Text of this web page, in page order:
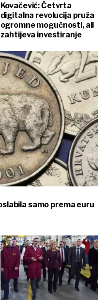
Kovačević: Četvrta
digitalna revolucija pruža
ogromne mogućnosti, ali
zahtijeva investiranje
samo prema euru